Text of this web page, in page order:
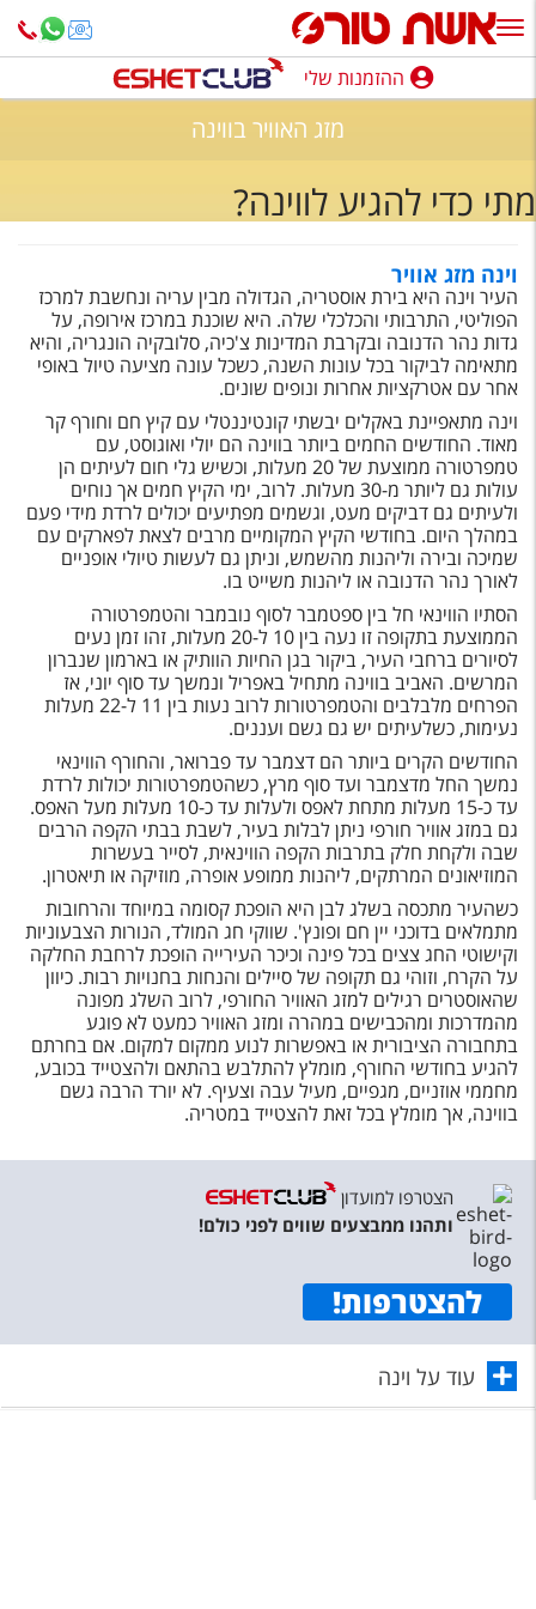
ההזמנות שלי
חופשה לפי סגנון
טיולים מאורגנים
סגנונות טיול
חבילות נופש
הרגע האחרון
חבילות בריאות וספא
טיסות לחו"ל
מלונות בחו"ל
Русский
קרוז
מגזין אשת
שירות לקוחות
טופס צור קשר
תקנון
נגישות
עקבו אחרינו
ההזמנות שלי
מזג האוויר בווינה
מתי כדי להגיע לווינה?
וינה מזג אוויר
העיר וינה היא בירת אוסטריה, הגדולה מבין עריה ונחשבת למרכז
הפוליטי, התרבותי והכלכלי שלה. היא שוכנת במרכז אירופה, על
גדות נהר הדנובה ובקרבת המדינות צ'כיה, סלובקיה הונגריה, והיא
מתאימה לביקור בכל עונות השנה, כשכל עונה מציעה טיול באופי
אחר עם אטרקציות אחרות ונופים שונים.
וינה מתאפיינת באקלים יבשתי קונטיננטלי עם קיץ חם וחורף קר
מאוד. החודשים החמים ביותר בווינה הם יולי ואוגוסט, עם
טמפרטורה ממוצעת של 20 מעלות, וכשיש גלי חום לעיתים הן
עולות גם ליותר מ-30 מעלות. לרוב, ימי הקיץ חמים אך נוחים
ולעיתים גם דביקים מעט, וגשמים מפתיעים יכולים לרדת מידי פעם
במהלך היום. בחודשי הקיץ המקומיים מרבים לצאת לפארקים עם
שמיכה ובירה וליהנות מהשמש, וניתן גם לעשות טיולי אופניים
לאורך נהר הדנובה או ליהנות משייט בו.
הסתיו הווינאי חל בין ספטמבר לסוף נובמבר והטמפרטורה
הממוצעת בתקופה זו נעה בין 10 ל-20 מעלות, זהו זמן נעים
לסיורים ברחבי העיר, ביקור בגן החיות הוותיק או בארמון שנברון
המרשים. האביב בווינה מתחיל באפריל ונמשך עד סוף יוני, אז
הפרחים מלבלבים והטמפרטורות לרוב נעות בין 11 ל-22 מעלות
נעימות, כשלעיתים יש גם גשם ועננים.
החודשים הקרים ביותר הם דצמבר עד פברואר, והחורף הווינאי
נמשך החל מדצמבר ועד סוף מרץ, כשהטמפרטורות יכולות לרדת
עד כ-15 מעלות מתחת לאפס ולעלות עד כ-10 מעלות מעל האפס.
גם במזג אוויר חורפי ניתן לבלות בעיר, לשבת בבתי הקפה הרבים
שבה ולקחת חלק בתרבות הקפה הווינאית, לסייר בעשרות
המוזיאונים המרתקים, ליהנות ממופע אופרה, מוזיקה או תיאטרון.
כשהעיר מתכסה בשלג לבן היא הופכת קסומה במיוחד והרחובות
מתמלאים בדוכני יין חם ופונץ'. שווקי חג המולד, הנורות הצבעוניות
וקישוטי החג צצים בכל פינה וכיכר העירייה הופכת לרחבת החלקה
על הקרח, וזוהי גם תקופה של סיילים והנחות בחנויות רבות. כיוון
שהאוסטרים רגילים למזג האוויר החורפי, לרוב השלג מפונה
מהמדרכות ומהכבישים במהרה ומזג האוויר כמעט לא פוגע
בתחבורה הציבורית או באפשרות לנוע ממקום למקום. אם בחרתם
להגיע בחודשי החורף, מומלץ להתלבש בהתאם ולהצטייד בכובע,
מחממי אוזניים, מגפיים, מעיל עבה וצעיף. לא יורד הרבה גשם
בווינה, אך מומלץ בכל זאת להצטייד במטריה.
הצטרפו למועדון
ותהנו ממבצעים שווים לפני כולם!
להצטרפות!
עוד על וינה